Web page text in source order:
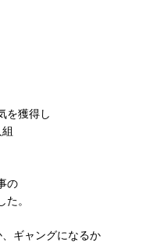
を獲得し
の
。
ギャングになるか